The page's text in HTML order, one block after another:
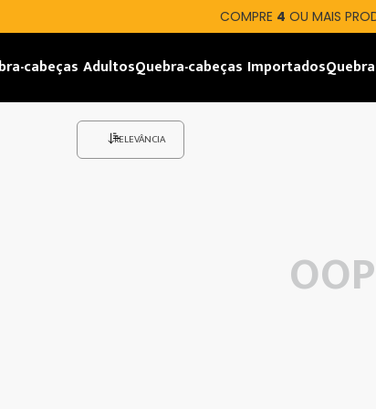
COMPRE 4 OU MAIS
cabeças AdultosQuebra-cabeças Importados
RELEVÂNCIA